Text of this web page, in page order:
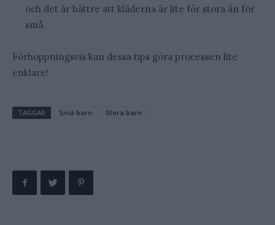
och det är bättre att kläderna är lite för stora än för
små.
Förhoppningsvis kan dessa tips göra processen lite
enklare!
TAGGAR Små barn Stora barn